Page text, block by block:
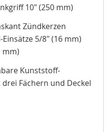
10" (250 mm)
Zündkerzen
5/8" (16 mm)
mm)
Kunststoff-
Fächern und Deckel